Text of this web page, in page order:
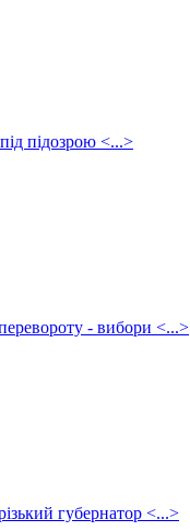
підозрою <...>
- вибори <...>
губернатор <...>